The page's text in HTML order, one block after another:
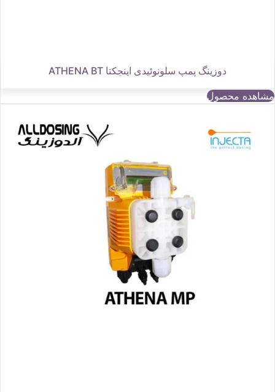
دوزینگ پمپ سلونوئیدی اینجکتا ATHENA BT
مشاهده محصول